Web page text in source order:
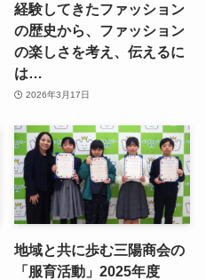
経験してきたファッション
の歴史から、ファッション
の楽しさを考え、伝えるに
は…
2026年3月17日
地域と共に歩む三陽商会の
「服育活動」2025年度